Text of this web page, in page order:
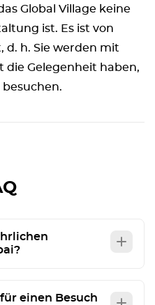
Global Village keine
ist. Es ist von
d. h. Sie werden mit
die Gelegenheit haben,
besuchen.
einen Besuch